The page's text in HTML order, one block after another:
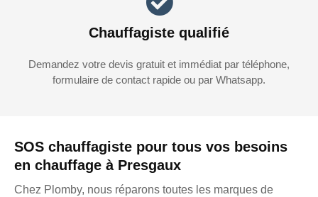
SOS chauffagiste pour tous vos besoins
en chauffage à Presgaux
Chez Plomby, nous réparons toutes les marques de
Chauffagiste qualifié
Demandez votre devis gratuit et immédiat par téléphone,
formulaire de contact rapide ou par Whatsapp.